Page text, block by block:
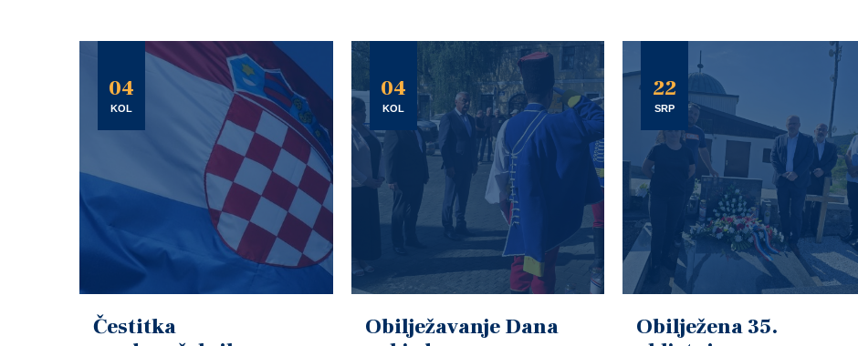
04
KOL
Čestitka
04
KOL
Obilježavanje Dana
22
SRP
Obilježena 35.